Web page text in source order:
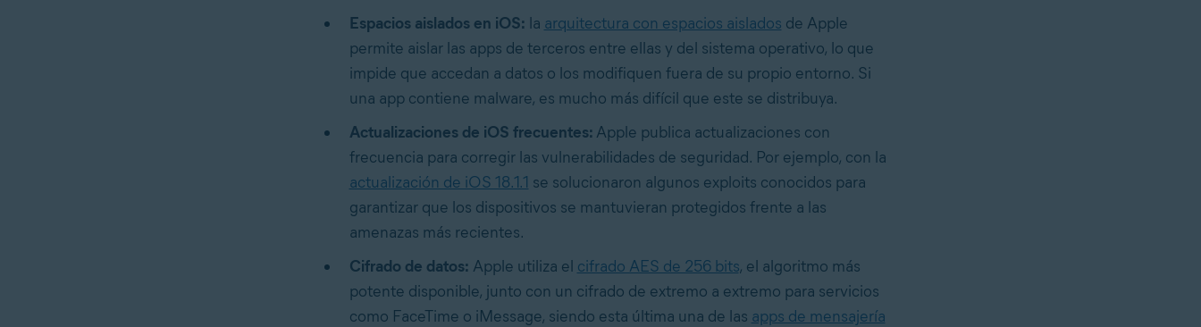
Espacios aislados en iOS: la arquitectura con espacios aislados de Apple
permite aislar las apps de terceros entre ellas y del sistema operativo, lo que
impide que accedan a datos o los modifiquen fuera de su propio entorno. Si
una app contiene malware, es mucho más difícil que este se distribuya.
Actualizaciones de iOS frecuentes: Apple publica actualizaciones con
frecuencia para corregir las vulnerabilidades de seguridad. Por ejemplo, con la
actualización de iOS 18.1.1 se solucionaron algunos exploits conocidos para
garantizar que los dispositivos se mantuvieran protegidos frente a las
amenazas más recientes.
Cifrado de datos: Apple utiliza el cifrado AES de 256 bits, el algoritmo más
potente disponible, junto con un cifrado de extremo a extremo para servicios
como FaceTime o iMessage, siendo esta última una de las apps de mensajería